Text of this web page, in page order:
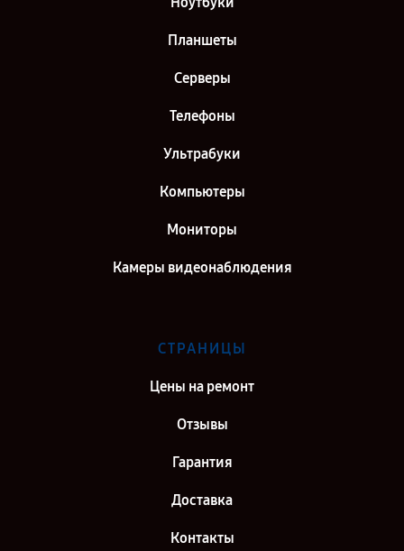
Планшеты
Серверы
Телефоны
Ультрабуки
Компьютеры
Мониторы
Камеры видеонаблюдения
СТРАНИЦЫ
Цены на ремонт
Отзывы
Гарантия
Доставка
Контакты